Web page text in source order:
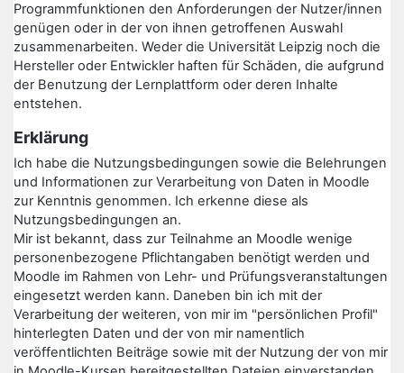
Programmfunktionen den Anforderungen der Nutzer/innen
genügen oder in der von ihnen getroffenen Auswahl
zusammenarbeiten. Weder die Universität Leipzig noch die
Hersteller oder Entwickler haften für Schäden, die aufgrund
der Benutzung der Lernplattform oder deren Inhalte
entstehen.
Erklärung
Ich habe die Nutzungsbedingungen sowie die Belehrungen
und Informationen zur Verarbeitung von Daten in Moodle
zur Kenntnis genommen. Ich erkenne diese als
Nutzungsbedingungen an.
Mir ist bekannt, dass zur Teilnahme an Moodle wenige
personenbezogene Pflichtangaben benötigt werden und
Moodle im Rahmen von Lehr- und Prüfungsveranstaltungen
eingesetzt werden kann. Daneben bin ich mit der
Verarbeitung der weiteren, von mir im "persönlichen Profil"
hinterlegten Daten und der von mir namentlich
veröffentlichten Beiträge sowie mit der Nutzung der von mir